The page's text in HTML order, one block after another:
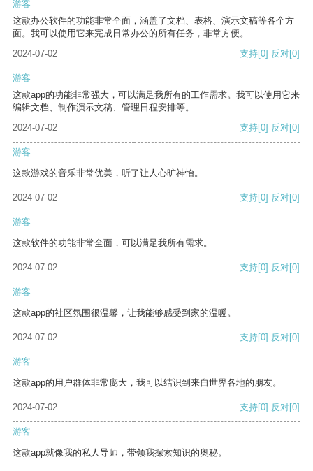
游客
这款办公软件的功能非常全面，涵盖了文档、表格、演示文稿等各个方
面。我可以使用它来完成日常办公的所有任务，非常方便。
2024-07-02
支持[0] 反对[0]
游客
这款app的功能非常强大，可以满足我所有的工作需求。我可以使用它来
编辑文档、制作演示文稿、管理日程安排等。
2024-07-02
支持[0] 反对[0]
游客
这款游戏的音乐非常优美，听了让人心旷神怡。
2024-07-02 支持[0] 反对[0]
游客
这款软件的功能非常全面，可以满足我所有需求。
2024-07-02 支持[0] 反对[0]
游客
这款app的社区氛围很温馨，让我能够感受到家的温暖。
2024-07-02 支持[0] 反对[0]
游客
这款app的用户群体非常庞大，我可以结识到来自世界各地的朋友。
2024-07-02 支持[0] 反对[0]
游客
这款app就像我的私人导师，带领我探索知识的奥秘。